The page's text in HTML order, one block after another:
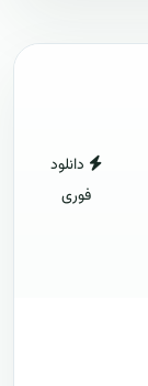
دانلود
فوری